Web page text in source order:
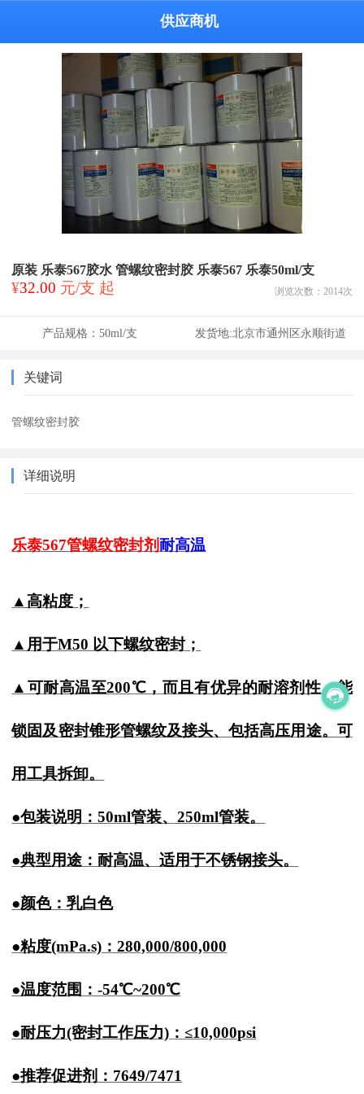
供应商机
原装 乐泰567胶水 管螺纹密封胶 乐泰567 乐泰50ml/支
¥32.00 元/支 起 浏览次数： 2014次
产品规格：50ml/支 发货地:北京市通州区永顺街道
关键词
管螺纹密封胶
详细说明
乐泰567管螺纹密封剂 耐高温
▲高粘度；
▲用于M50 以下螺纹密封；
▲可耐高温至200℃，而且有优异的耐溶剂性，能
锁固及密封锥形管螺纹及接头、包括高压用途。可
用工具拆卸。
●包装说明：50ml管装、250ml管装。
●典型用途：耐高温、适用于不锈钢接头。
●颜色：乳白色
●粘度(mPa.s)：280,000/800,000
●温度范围：-54℃~200℃
●耐压力(密封工作压力)：≤10,000psi
●推荐促进剂：7649/7471